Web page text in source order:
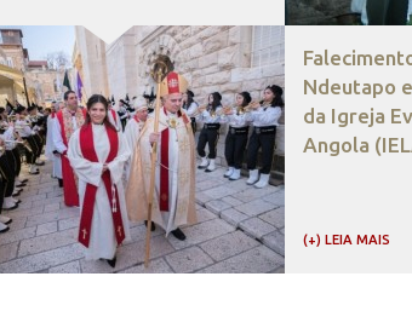
Ndeutapo
da Igreja
Angola
(+) LEIA MAIS